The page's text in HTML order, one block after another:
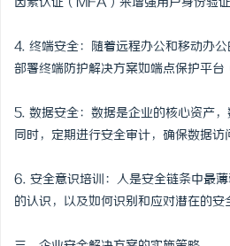
因素认证（MFA）来增强用户身份验
4. 终端安全：随着远程办公和移动办
部署终端防护解决方案如端点保护平
5. 数据安全：数据是企业的核心资产
同时，定期进行安全审计，确保数据
6. 安全意识培训：人是安全链条中最
的认识，以及如何识别和应对潜在的安